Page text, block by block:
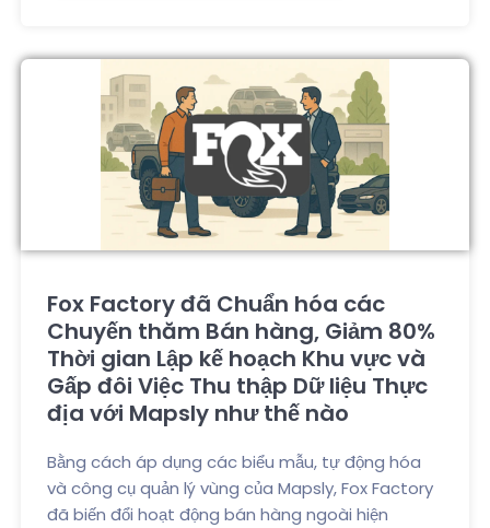
Fox Factory đã Chuẩn hóa các
Chuyến thăm Bán hàng, Giảm 80%
Thời gian Lập kế hoạch Khu vực và
Gấp đôi Việc Thu thập Dữ liệu Thực
địa với Mapsly như thế nào
Bằng cách áp dụng các biểu mẫu, tự động hóa
và công cụ quản lý vùng của Mapsly, Fox Factory
đã biến đổi hoạt động bán hàng ngoài hiện